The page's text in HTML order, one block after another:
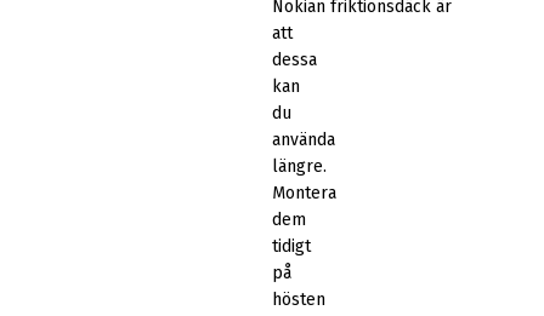
Nokian friktionsdäck är
att
dessa
kan
du
använda
längre.
Montera
dem
tidigt
på
hösten